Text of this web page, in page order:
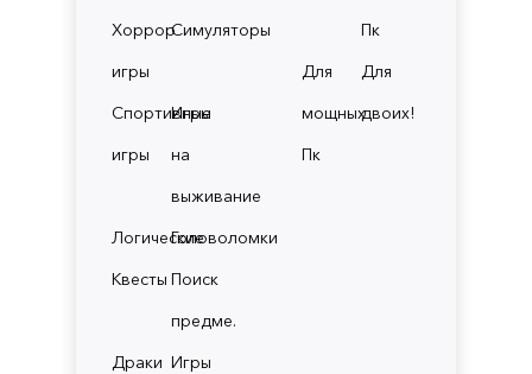
Хоррор
игры
Симуляторы
Спортивные
игры
Игры
на
выживание
ЛогическиеГоловоломки
Квесты Поиск
предме.
Драки Игры
Пк
Для
мощных
Пк
Для
двоих!